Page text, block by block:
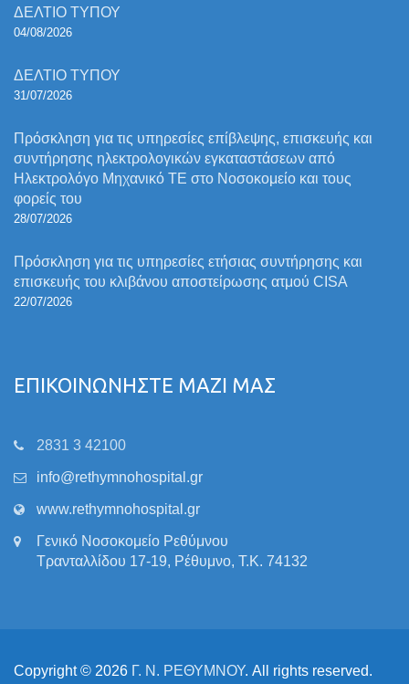
ΔΕΛΤΙΟ ΤΥΠΟΥ
04/08/2026
ΔΕΛΤΙΟ ΤΥΠΟΥ
31/07/2026
Πρόσκληση για τις υπηρεσίες επίβλεψης, επισκευής και
συντήρησης ηλεκτρολογικών εγκαταστάσεων από
Ηλεκτρολόγο Μηχανικό ΤΕ στο Νοσοκομείο και τους
φορείς του
28/07/2026
Πρόσκληση για τις υπηρεσίες ετήσιας συντήρησης και
επισκευής του κλιβάνου αποστείρωσης ατμού CISA
22/07/2026
ΕΠΙΚΟΙΝΩΝΗΣΤΕ ΜΑΖΙ ΜΑΣ
2831 3 42100
info@rethymnohospital.gr
www.rethymnohospital.gr
Γενικό Νοσοκομείο Ρεθύμνου
Τρανταλλίδου 17-19, Ρέθυμνο, Τ.Κ. 74132
Copyright © 2026 Γ. Ν. ΡΕΘΥΜΝΟΥ. All rights reserved.